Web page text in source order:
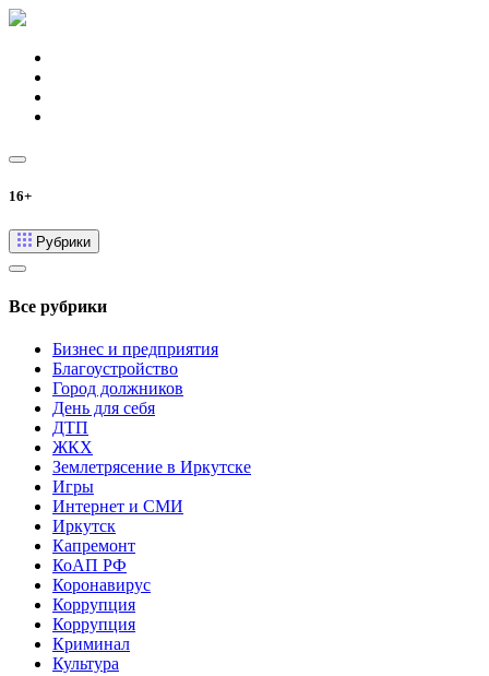
16+
Рубрики
Все рубрики
Бизнес и предприятия
Благоустройство
Город должников
День для себя
ДТП
ЖКХ
Землетрясение в Иркутске
Игры
Интернет и СМИ
Иркутск
Капремонт
КоАП РФ
Коронавирус
Коррупция
Коррупция
Криминал
Культура